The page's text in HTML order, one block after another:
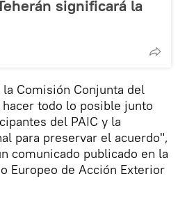
significará la
Comisión Conjunta del
todo lo posible junto
del PAIC y la
para preservar el acuerdo",
comunicado publicado en la
Europeo de Acción Exterior